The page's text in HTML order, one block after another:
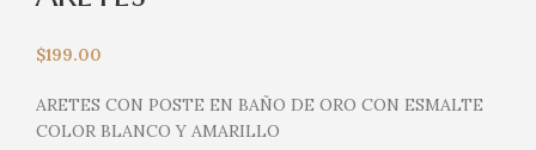
$199.00
ARETES CON POSTE EN BAÑO DE ORO CON ESMALTE
COLOR BLANCO Y AMARILLO